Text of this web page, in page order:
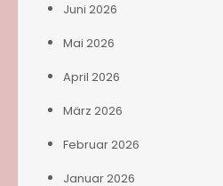
Juni 2026
Mai 2026
April 2026
März 2026
Februar 2026
Januar 2026